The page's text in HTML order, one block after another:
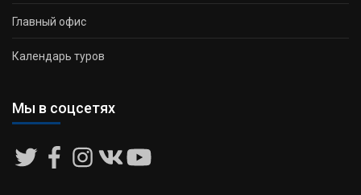
Главный офис
Календарь туров
Мы в соцсетях